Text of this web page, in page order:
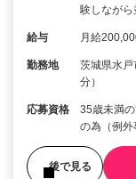
験しなが
給与 月給
勤務地
茨城県水
分）
応募資格
35歳未満
の為（例外
後で見る